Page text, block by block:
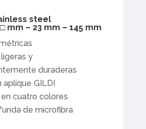
steel
mm – 23 mm – 145 mm
y
duraderas
aplique GILDI
cuatro colores
de microfibra